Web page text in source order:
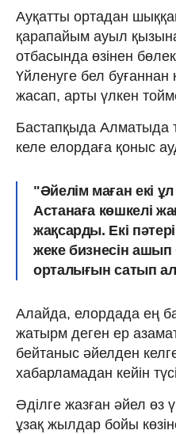
Ауқатты ортадан
қарапайым ауыл
отбасында өзінен
Үйленуге бел буғаннан
жасап, арты үлкен
Бастапқыда Алматыда
келе елордаға қоныс
"Әйелім маған екі
Астанаға көшкелі
жақсарды. Екі
жеке бизнесін
орталығын сатып
Алайда, елордада ең
жатырм деген ер
бейтаныс әйелден
хабарламадан кейін
Әділге жазған әйел
ұзақ жылдар бойы